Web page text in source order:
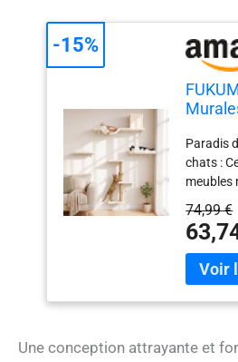
Mur
Bois
Pont et
Beige
Paradis
chats :
meubles
chats,
chats,
et une
Votre
les
74,99 €
-15%
Une conception attrayante et